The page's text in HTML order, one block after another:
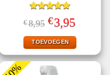
Gewaardeerd
5.00uit 5
€8,95 Oorspronkelijke
prijs
was:
€8,95.
€3,95
is:
€3,95.
TOEVOEGEN